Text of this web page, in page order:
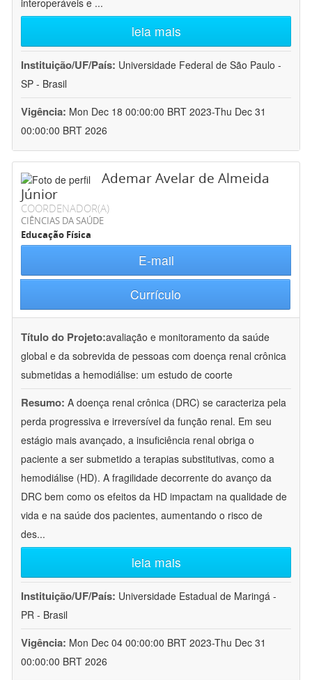
interoperáveis e ...
leia mais
Instituição/UF/País: Universidade Federal de São Paulo -
SP - Brasil
Vigência: Mon Dec 18 00:00:00 BRT 2023-Thu Dec 31
00:00:00 BRT 2026
Ademar Avelar de Almeida
Júnior
COORDENADOR(A)
CIÊNCIAS DA SAÚDE
Educação Física
E-mail
Currículo
Título do Projeto:avaliação e monitoramento da saúde
global e da sobrevida de pessoas com doença renal crônica
submetidas a hemodiálise: um estudo de coorte
Resumo: A doença renal crônica (DRC) se caracteriza pela
perda progressiva e irreversível da função renal. Em seu
estágio mais avançado, a insuficiência renal obriga o
paciente a ser submetido a terapias substitutivas, como a
hemodiálise (HD). A fragilidade decorrente do avanço da
DRC bem como os efeitos da HD impactam na qualidade de
vida e na saúde dos pacientes, aumentando o risco de
des...
leia mais
Instituição/UF/País: Universidade Estadual de Maringá -
PR - Brasil
Vigência: Mon Dec 04 00:00:00 BRT 2023-Thu Dec 31
00:00:00 BRT 2026